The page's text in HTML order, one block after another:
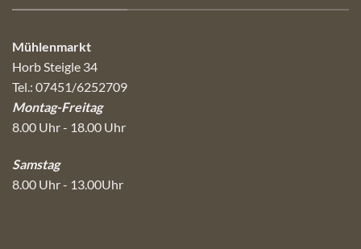
Mühlenmarkt
Horb Steigle 34
Tel.: 07451/6252709
Montag-Freitag
8.00 Uhr - 18.00 Uhr
Samstag
8.00 Uhr - 13.00Uhr